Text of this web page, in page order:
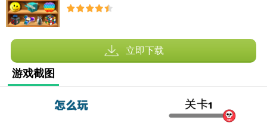
立即下载
游戏截图